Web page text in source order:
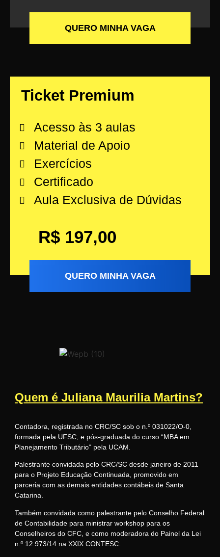
Ticket Premium
Acesso às 3 aulas
Material de Apoio
Exercícios
Certificado
Aula Exclusiva de Dúvidas​
R$ 197,00
QUERO MINHA VAGA
QUERO MINHA VAGA
Quem é Juliana Maurilia Martins?
Contadora, registrada no CRC/SC sob o n.º 031022/O-0,
formada pela UFSC, e pós-graduada do curso “MBA em
Planejamento Tributário” pela UCAM.
Palestrante convidada pelo CRC/SC desde janeiro de 2011
para o Projeto Educação Continuada, promovido em
parceria com as demais entidades contábeis de Santa
Catarina.
Também convidada como palestrante pelo Conselho Federal
de Contabilidade para ministrar workshop para os
Conselheiros do CFC, e como moderadora do Painel da Lei
n.º 12.973/14 na XXIX CONTESC.